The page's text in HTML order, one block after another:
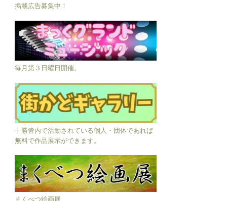
掲載広告募集中！
毎月第３日曜日開催。
十勝管内で活動されている個人・団体であれば
無料で作品展示ができます。
まくべつ絵画展